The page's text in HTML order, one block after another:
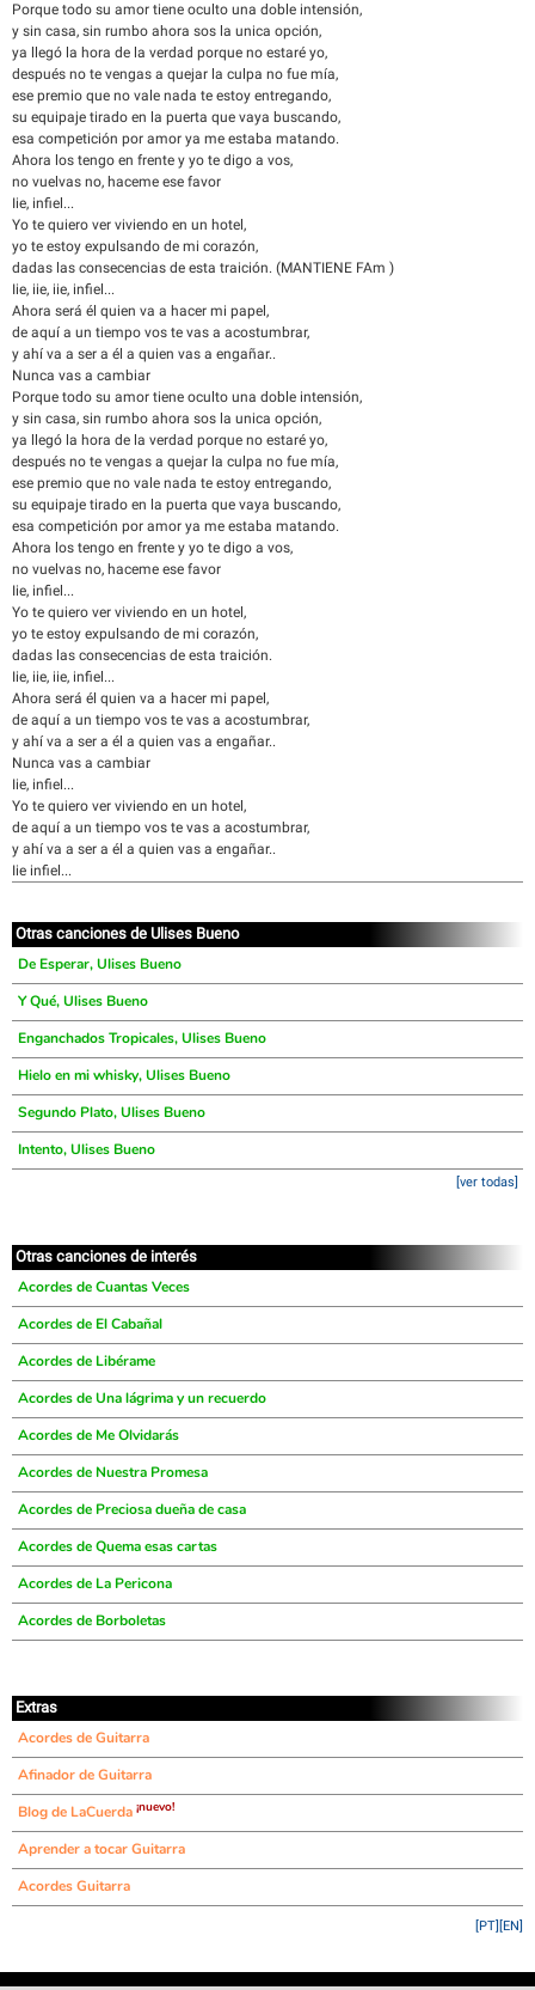
Porque todo su amor tiene oculto una doble intensión,
y sin casa, sin rumbo ahora sos la unica opción,
ya llegó la hora de la verdad porque no estaré yo,
después no te vengas a quejar la culpa no fue mía,
ese premio que no vale nada te estoy entregando,
su equipaje tirado en la puerta que vaya buscando,
esa competición por amor ya me estaba matando.
Ahora los tengo en frente y yo te digo a vos,
no vuelvas no, haceme ese favor
Iie, infiel...
Yo te quiero ver viviendo en un hotel,
yo te estoy expulsando de mi corazón,
dadas las consecencias de esta traición. (MANTIENE FAm )
Iie, iie, iie, infiel...
Ahora será él quien va a hacer mi papel,
de aquí a un tiempo vos te vas a acostumbrar,
y ahí va a ser a él a quien vas a engañar..
Nunca vas a cambiar
Porque todo su amor tiene oculto una doble intensión,
y sin casa, sin rumbo ahora sos la unica opción,
ya llegó la hora de la verdad porque no estaré yo,
después no te vengas a quejar la culpa no fue mía,
ese premio que no vale nada te estoy entregando,
su equipaje tirado en la puerta que vaya buscando,
esa competición por amor ya me estaba matando.
Ahora los tengo en frente y yo te digo a vos,
no vuelvas no, haceme ese favor
Iie, infiel...
Yo te quiero ver viviendo en un hotel,
yo te estoy expulsando de mi corazón,
dadas las consecencias de esta traición.
Iie, iie, iie, infiel...
Ahora será él quien va a hacer mi papel,
de aquí a un tiempo vos te vas a acostumbrar,
y ahí va a ser a él a quien vas a engañar..
Nunca vas a cambiar
Iie, infiel...
Yo te quiero ver viviendo en un hotel,
de aquí a un tiempo vos te vas a acostumbrar,
y ahí va a ser a él a quien vas a engañar..
Iie infiel...
Otras canciones de Ulises Bueno
De Esperar, Ulises Bueno
Y Qué, Ulises Bueno
Enganchados Tropicales, Ulises Bueno
Hielo en mi whisky, Ulises Bueno
Segundo Plato, Ulises Bueno
Intento, Ulises Bueno
[ver todas]
Otras canciones de interés
Acordes de Cuantas Veces
Acordes de El Cabañal
Acordes de Libérame
Acordes de Una lágrima y un recuerdo
Acordes de Me Olvidarás
Acordes de Nuestra Promesa
Acordes de Preciosa dueña de casa
Acordes de Quema esas cartas
Acordes de La Pericona
Acordes de Borboletas
Extras
Acordes de Guitarra
Afinador de Guitarra
Blog de LaCuerda ¡nuevo!
Aprender a tocar Guitarra
Acordes Guitarra
[EN]
[PT]